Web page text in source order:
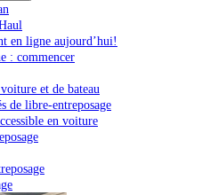
en ligne aujourd’hui!
: commencer
et de bateau
de libre-entreposage
en voiture